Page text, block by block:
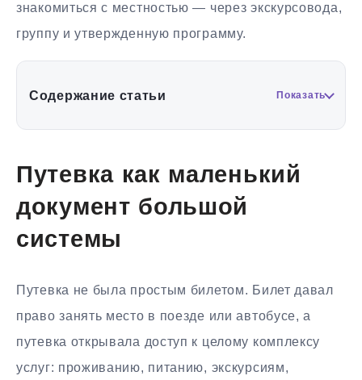
знакомиться с местностью — через экскурсовода,
группу и утвержденную программу.
Содержание статьи Показать
Путевка как маленький
документ большой
системы
Путевка не была простым билетом. Билет давал
право занять место в поезде или автобусе, а
путевка открывала доступ к целому комплексу
услуг: проживанию, питанию, экскурсиям,